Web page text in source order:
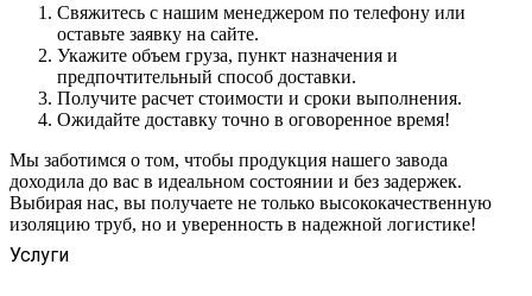
Свяжитесь с нашим менеджером по телефону или
оставьте заявку на сайте.
Укажите объем груза, пункт назначения и
предпочтительный способ доставки.
Получите расчет стоимости и сроки выполнения.
Ожидайте доставку точно в оговоренное время!
Мы заботимся о том, чтобы продукция нашего завода
доходила до вас в идеальном состоянии и без задержек.
Выбирая нас, вы получаете не только высококачественную
изоляцию труб, но и уверенность в надежной логистике!
Услуги